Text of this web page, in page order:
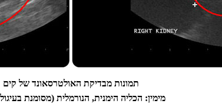
תמונות מבדיקת האולטרסאונד של קים
מימין: הכליה הימנית, הנורמלית (מסומנת